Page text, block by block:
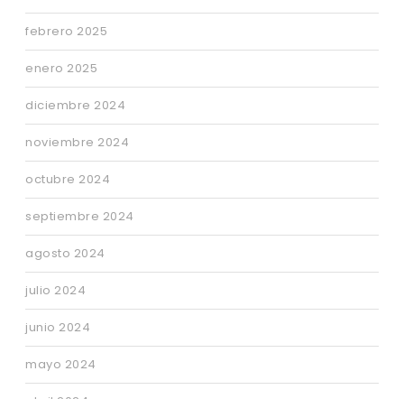
febrero 2025
enero 2025
diciembre 2024
noviembre 2024
octubre 2024
septiembre 2024
agosto 2024
julio 2024
junio 2024
mayo 2024